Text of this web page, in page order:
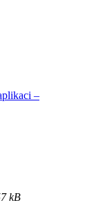
–
kB